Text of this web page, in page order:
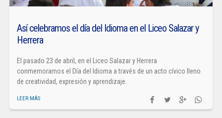
Así celebramos el día del Idioma en el Liceo Salazar y
Herrera
El pasado 23 de abril, en el Liceo Salazar y Herrera
conmemoramos el Día del Idioma a través de un acto cívico lleno
de creatividad, expresión y aprendizaje.
LEER MÁS